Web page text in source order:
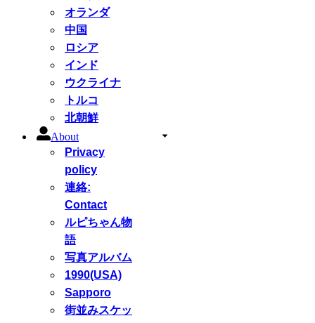
オランダ
中国
ロシア
インド
ウクライナ
トルコ
北朝鮮
About
Privacy
policy
連絡:
Contact
ルピちゃん物
語
写真アルバム
1990(USA)
Sapporo
街並みスケッ